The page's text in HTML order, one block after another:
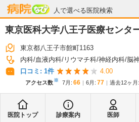
人で選べる医院検索
病院なび
東京医科大学八王子医療センタ
東京都八王子市館町1163
内科 血液内科 リウマチ科 神経内科 脳
口コミ: 1件 4.00
アクセス数※ 7月 : 66 6月 : 77 過去12ヶ月:
医院トップ 診療案内 医師